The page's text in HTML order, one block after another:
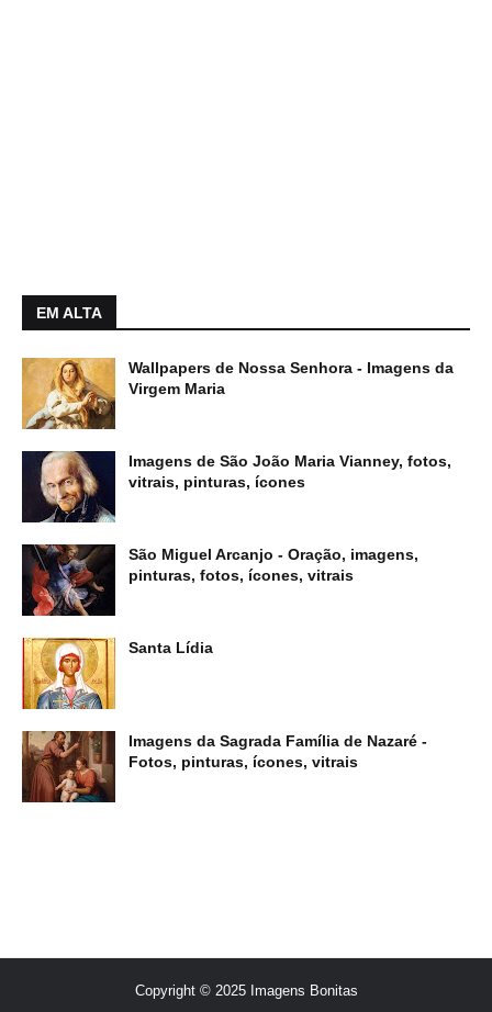
EM ALTA
Wallpapers de Nossa Senhora - Imagens da
Virgem Maria
Imagens de São João Maria Vianney, fotos,
vitrais, pinturas, ícones
São Miguel Arcanjo - Oração, imagens,
pinturas, fotos, ícones, vitrais
Santa Lídia
Imagens da Sagrada Família de Nazaré -
Fotos, pinturas, ícones, vitrais
Copyright © 2025 Imagens Bonitas